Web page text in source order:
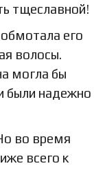
тщеславной!
его
волосы.
могла бы
были надежно
во время
всего к